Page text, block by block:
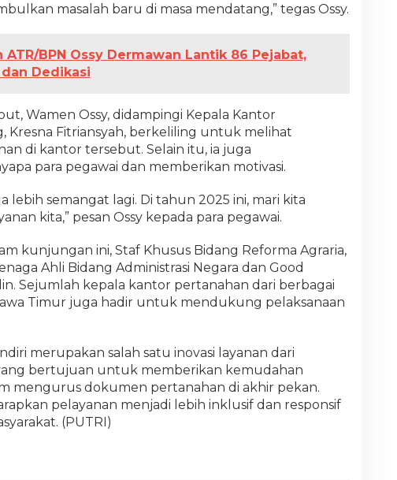
masalah baru di masa mendatang,” tegas Ossy.
ATR/BPN Ossy Dermawan Lantik 86 Pejabat,
Dedikasi
Wamen Ossy, didampingi Kepala Kantor
Kresna Fitriansyah, berkeliling untuk melihat
di kantor tersebut. Selain itu, ia juga
para pegawai dan memberikan motivasi.
lebih semangat lagi. Di tahun 2025 ini, mari kita
kita,” pesan Ossy kepada para pegawai.
kunjungan ini, Staf Khusus Bidang Reforma Agraria,
Ahli Bidang Administrasi Negara dan Good
Sejumlah kepala kantor pertanahan dari berbagai
Timur juga hadir untuk mendukung pelaksanaan
merupakan salah satu inovasi layanan dari
bertujuan untuk memberikan kemudahan
mengurus dokumen pertanahan di akhir pekan.
pelayanan menjadi lebih inklusif dan responsif
(PUTRI)